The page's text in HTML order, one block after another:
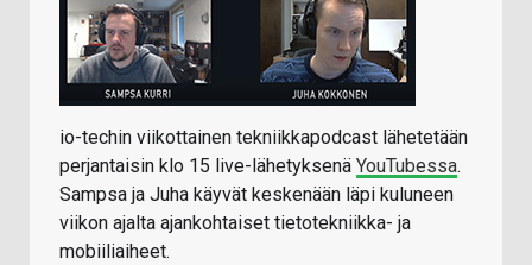
io-techin viikottainen tekniikkapodcast lähetetään
perjantaisin klo 15 live-lähetyksenä YouTubessa.
Sampsa ja Juha käyvät keskenään läpi kuluneen
viikon ajalta ajankohtaiset tietotekniikka- ja
mobiiliaiheet.